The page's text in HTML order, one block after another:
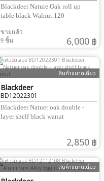
Blackdeer Nature Oak roll up
table black Walnut 120
ขายแล้ว
9 ชิ้น
6,000 ฿
สินค้าขนาดเดียว
Blackdeer
BD12022301
Blackdeer Natuer oak double -
layer shelf black wanut
2,850 ฿
สินค้าขนาดเดียว